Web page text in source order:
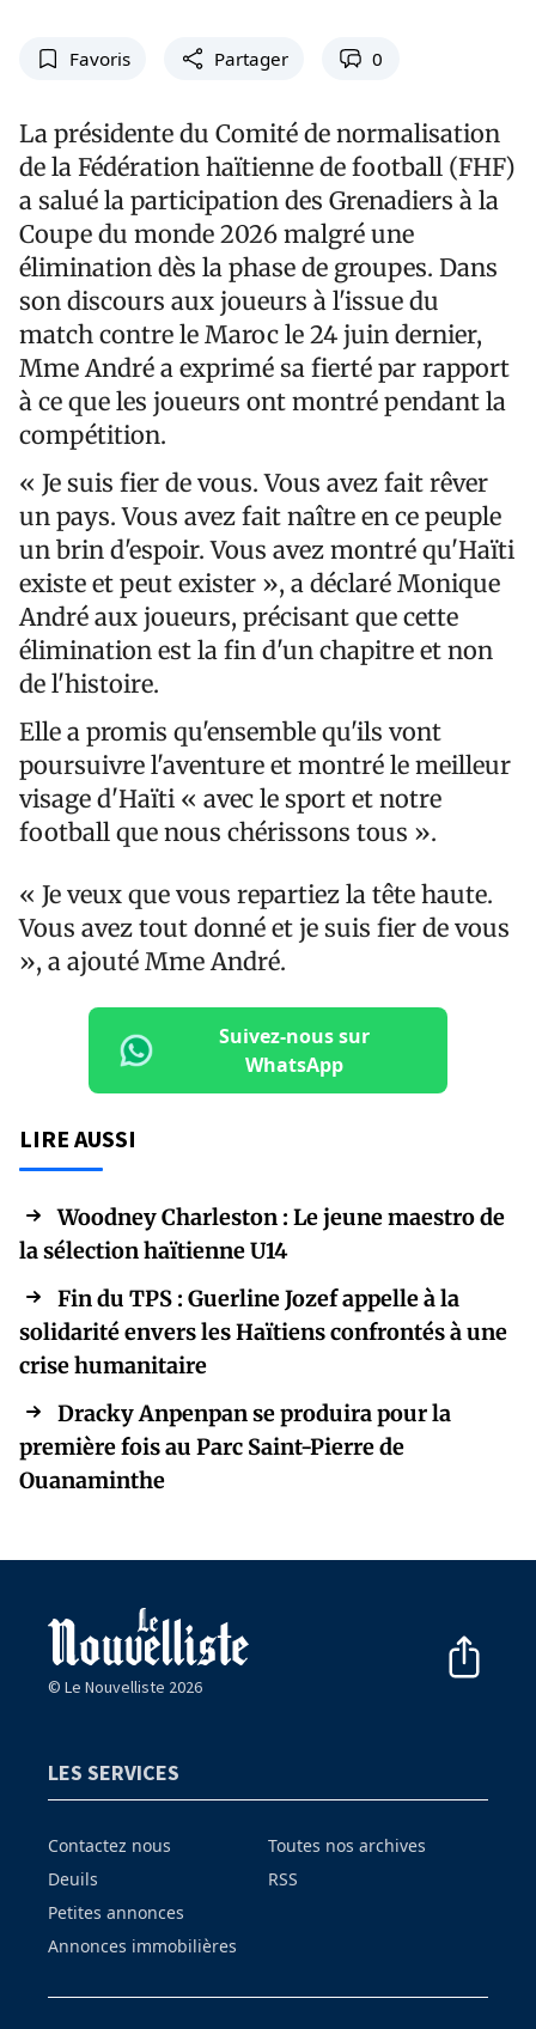
Favoris Partager 0
La présidente du Comité de normalisation
de la Fédération haïtienne de football (FHF)
a salué la participation des Grenadiers à la
Coupe du monde 2026 malgré une
élimination dès la phase de groupes. Dans
son discours aux joueurs à l'issue du
match contre le Maroc le 24 juin dernier,
Mme André a exprimé sa fierté par rapport
à ce que les joueurs ont montré pendant la
compétition.
« Je suis fier de vous. Vous avez fait rêver
un pays. Vous avez fait naître en ce peuple
un brin d'espoir. Vous avez montré qu'Haïti
existe et peut exister », a déclaré Monique
André aux joueurs, précisant que cette
élimination est la fin d'un chapitre et non
de l'histoire.
Elle a promis qu'ensemble qu'ils vont
poursuivre l'aventure et montré le meilleur
visage d'Haïti « avec le sport et notre
football que nous chérissons tous ».
« Je veux que vous repartiez la tête haute.
Vous avez tout donné et je suis fier de vous
», a ajouté Mme André.
Suivez-nous sur
WhatsApp
LIRE AUSSI
Woodney Charleston : Le jeune maestro de
la sélection haïtienne U14
Fin du TPS : Guerline Jozef appelle à la
solidarité envers les Haïtiens confrontés à une
crise humanitaire
Dracky Anpenpan se produira pour la
première fois au Parc Saint-Pierre de
Ouanaminthe
© Le Nouvelliste 2026
LES SERVICES
Contactez nous
Deuils
Petites annonces
Annonces immobilières
Toutes nos archives
RSS